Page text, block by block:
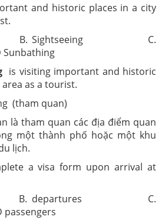
and historic places in a city
B. Sightseeing C.
is visiting important and historic
as a tourist.
(tham quan)
là tham quan các địa điểm quan
một thành phố hoặc một khu
du lịch.
a visa form upon arrival at
B. departures C.